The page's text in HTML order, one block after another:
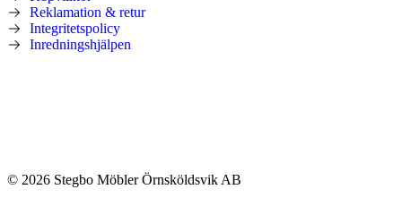
Reklamation & retur
Integritetspolicy
Inredningshjälpen
© 2026 Stegbo Möbler Örnsköldsvik AB